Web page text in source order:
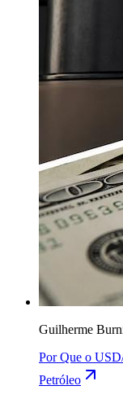
Guilherme
Por Que o
Petróleo